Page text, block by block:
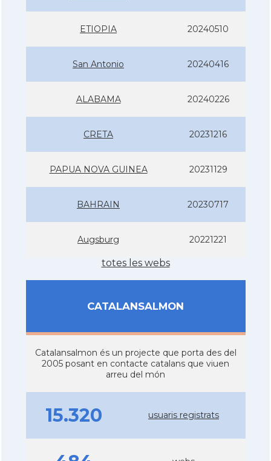
ETIOPIA 20240510
San Antonio 20240416
ALABAMA 20240226
CRETA 20231216
PAPUA NOVA GUINEA 20231129
BAHRAIN 20230717
Augsburg 20221221
totes les webs
CATALANSALMON
Catalansalmon és un projecte que porta des del
2005 posant en contacte catalans que viuen
arreu del món
15.320 usuaris registrats